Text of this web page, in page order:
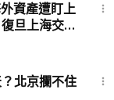
資產遭盯上
旦上海交大
北京攔不住